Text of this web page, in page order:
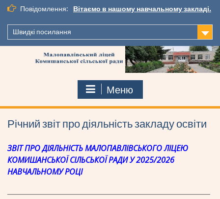
Перейти
вмісту
Повідомлення: Вітаємо в нашому навчальному закладі.
Швидкі посилання
Меню
Річний звіт про діяльність закладу освіти
ЗВІТ ПРО ДІЯЛЬНІСТЬ МАЛОПАВЛІВСЬКОГО ЛІЦЕЮ
КОМИШАНСЬКОЇ СІЛЬСЬКОЇ РАДИ У 2025/2026
НАВЧАЛЬНОМУ РОЦІ